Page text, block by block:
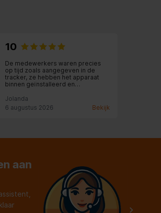
10
De medewerkers waren precies
op tijd zoals aangegeven in de
tracker, ze hebben het apparaat
binnen geïnstalleerd en
met overladen en de oude
apparaten meegenomen
Jolanda
6 augustus 2026
Bekijk
aan